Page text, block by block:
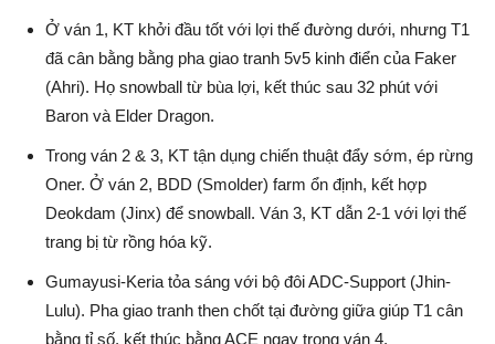
Ở ván 1, KT khởi đầu tốt với lợi thế đường dưới, nhưng T1
đã cân bằng bằng pha giao tranh 5v5 kinh điển của Faker
(Ahri). Họ snowball từ bùa lợi, kết thúc sau 32 phút với
Baron và Elder Dragon.
Trong ván 2 & 3, KT tận dụng chiến thuật đẩy sớm, ép rừng
Oner. Ở ván 2, BDD (Smolder) farm ổn định, kết hợp
Deokdam (Jinx) để snowball. Ván 3, KT dẫn 2-1 với lợi thế
trang bị từ rồng hóa kỹ.
Gumayusi-Keria tỏa sáng với bộ đôi ADC-Support (Jhin-
Lulu). Pha giao tranh then chốt tại đường giữa giúp T1 cân
bằng tỉ số, kết thúc bằng ACE ngay trong ván 4.